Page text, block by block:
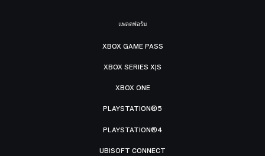
แพลตฟอร์ม
XBOX GAME PASS
XBOX SERIES X|S
XBOX ONE
PLAYSTATION®5
PLAYSTATION®4
UBISOFT CONNECT